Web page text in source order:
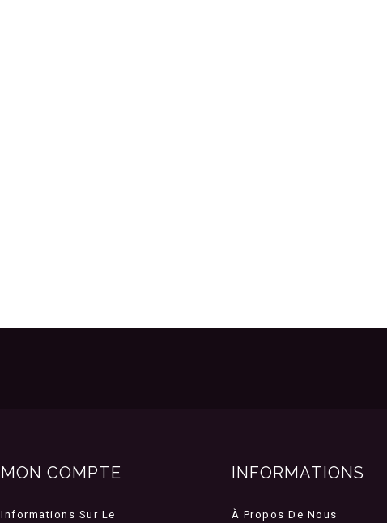
MON COMPTE
Informations Sur Le
INFORMATIONS
À Propos De Nous